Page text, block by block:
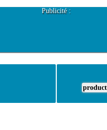
Publicité :